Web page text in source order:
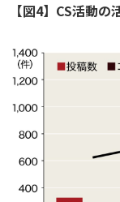
【図4】CS活動